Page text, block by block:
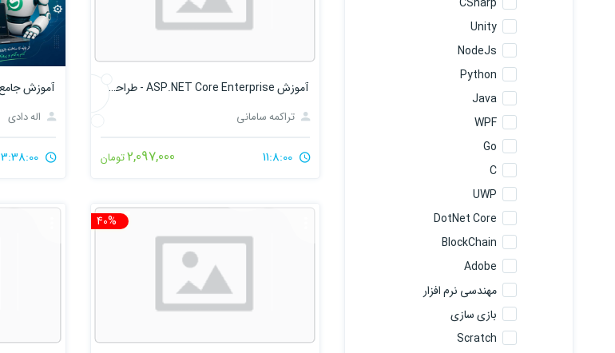
Unity
NodeJs
Python
Java
WPF
Go
C
UWP
DotNet Core
BlockChain
Adobe
مهندسی نرم افزار
بازی سازی
Scratch
آموزش ASP.NET Core Enterprise - طراحی پروژه‌های واقعی با Clean Architecture
تراکمه سامانی
11:8:00
2,097,000تومان
اله دادی
40%